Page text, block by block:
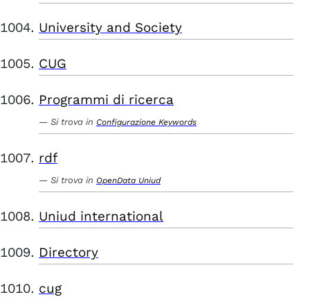
University and Society
CUG
Programmi di ricerca
Si trova in Configurazione Keywords
rdf
Si trova in OpenData Uniud
Uniud international
Directory
cug